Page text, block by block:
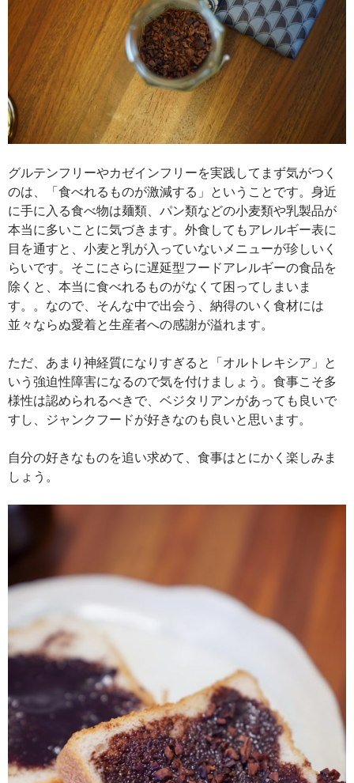
グルテンフリーやカゼインフリーを実践してまず気がつく
のは、「食べれるものが激減する」ということです。身近
に手に入る食べ物は麺類、パン類などの小麦類や乳製品が
本当に多いことに気づきます。外食してもアレルギー表に
目を通すと、小麦と乳が入っていないメニューが珍しいく
らいです。そこにさらに遅延型フードアレルギーの食品を
除くと、本当に食べれるものがなくて困ってしまいま
す。。なので、そんな中で出会う、納得のいく食材には
並々ならぬ愛着と生産者への感謝が溢れます。
ただ、あまり神経質になりすぎると「オルトレキシア」と
いう強迫性障害になるので気を付けましょう。食事こそ多
様性は認められるべきで、ベジタリアンがあっても良いで
すし、ジャンクフードが好きなのも良いと思います。
自分の好きなものを追い求めて、食事はとにかく楽しみま
しょう。